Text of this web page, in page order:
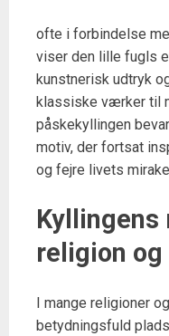
ofte i forbindelse
viser den lille fugls
kunstnerisk udtryk
klassiske værker til
påskekyllingen
motiv, der fortsat
og fejre livets
Kyllingens
religion
I mange religioner
betydningsfuld